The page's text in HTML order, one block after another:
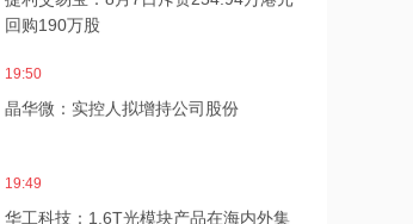
回购190万股
晶华微：实控人拟增持公司股份
华工科技：1.6T光模块产品在海内外集